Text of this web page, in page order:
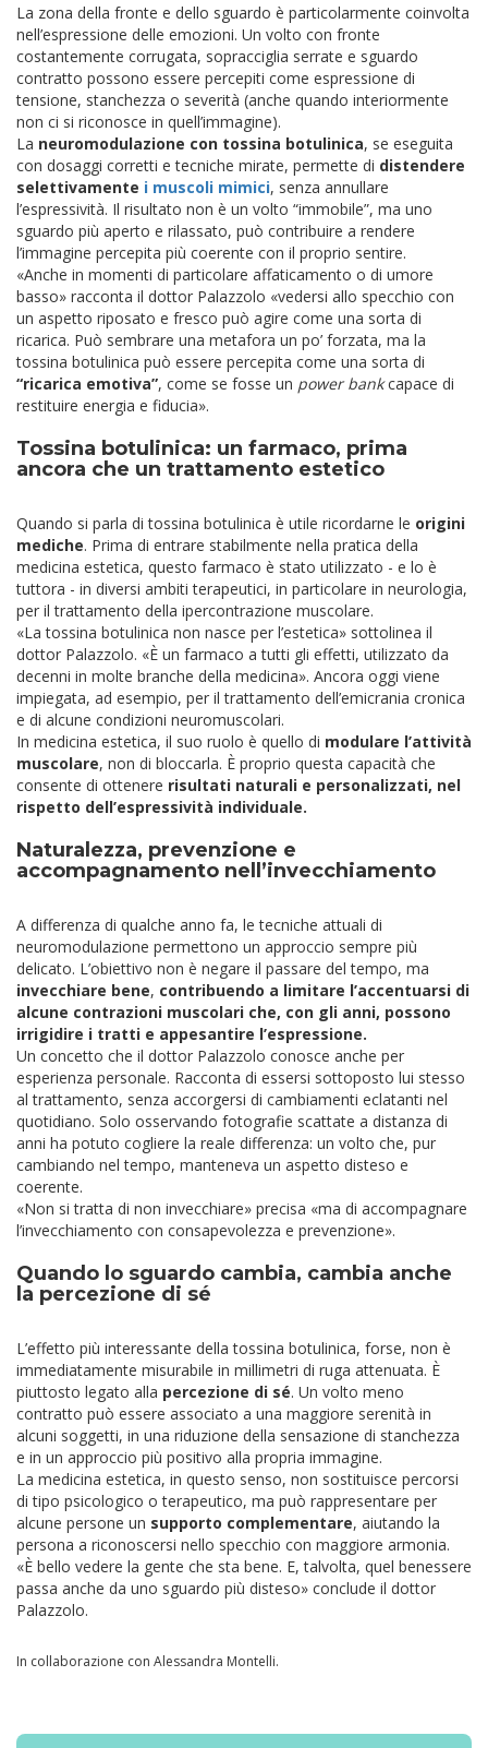
La zona della fronte e dello sguardo è particolarmente coinvolta
nell’espressione delle emozioni. Un volto con fronte
costantemente corrugata, sopracciglia serrate e sguardo
contratto possono essere percepiti come espressione di
tensione, stanchezza o severità (anche quando interiormente
non ci si riconosce in quell’immagine).
La neuromodulazione con tossina botulinica, se eseguita
con dosaggi corretti e tecniche mirate, permette di distendere
selettivamente i muscoli mimici, senza annullare
l’espressività. Il risultato non è un volto “immobile”, ma uno
sguardo più aperto e rilassato, può contribuire a rendere
l’immagine percepita più coerente con il proprio sentire.
«Anche in momenti di particolare affaticamento o di umore
basso» racconta il dottor Palazzolo «vedersi allo specchio con
un aspetto riposato e fresco può agire come una sorta di
ricarica. Può sembrare una metafora un po’ forzata, ma la
tossina botulinica può essere percepita come una sorta di
“ricarica emotiva”, come se fosse un power bankcapace di
restituire energia e fiducia».
Tossina botulinica: un farmaco, prima
ancora che un trattamento estetico
Quando si parla di tossina botulinica è utile ricordarne le origini
mediche. Prima di entrare stabilmente nella pratica della
medicina estetica, questo farmaco è stato utilizzato - e lo è
tuttora - in diversi ambiti terapeutici, in particolare in neurologia,
per il trattamento della ipercontrazione muscolare.
«La tossina botulinica non nasce per l’estetica» sottolinea il
dottor Palazzolo. «È un farmaco a tutti gli effetti, utilizzato da
decenni in molte branche della medicina». Ancora oggi viene
impiegata, ad esempio, per il trattamento dell’emicrania cronica
e di alcune condizioni neuromuscolari.
In medicina estetica, il suo ruolo è quello di modulare l’attività
muscolare, non di bloccarla. È proprio questa capacità che
consente di ottenere risultati naturali e personalizzati, nel
rispetto dell’espressività individuale.
Naturalezza, prevenzione e
accompagnamento nell’invecchiamento
A differenza di qualche anno fa, le tecniche attuali di
neuromodulazione permettono un approccio sempre più
delicato. L’obiettivo non è negare il passare del tempo, ma
invecchiare bene, contribuendo a limitare l’accentuarsi di
alcune contrazioni muscolari che, con gli anni, possono
irrigidire i tratti e appesantire l’espressione.
Un concetto che il dottor Palazzolo conosce anche per
esperienza personale. Racconta di essersi sottoposto lui stesso
al trattamento, senza accorgersi di cambiamenti eclatanti nel
quotidiano. Solo osservando fotografie scattate a distanza di
anni ha potuto cogliere la reale differenza: un volto che, pur
cambiando nel tempo, manteneva un aspetto disteso e
coerente.
«Non si tratta di non invecchiare» precisa «ma di accompagnare
l’invecchiamento con consapevolezza e prevenzione».
Quando lo sguardo cambia, cambia anche
la percezione di sé
L’effetto più interessante della tossina botulinica, forse, non è
immediatamente misurabile in millimetri di ruga attenuata. È
piuttosto legato alla percezione di sé. Un volto meno
contratto può essere associato a una maggiore serenità in
alcuni soggetti, in una riduzione della sensazione di stanchezza
e in un approccio più positivo alla propria immagine.
La medicina estetica, in questo senso, non sostituisce percorsi
di tipo psicologico o terapeutico, ma può rappresentare per
alcune persone un supporto complementare, aiutando la
persona a riconoscersi nello specchio con maggiore armonia.
«È bello vedere la gente che sta bene. E, talvolta, quel benessere
passa anche da uno sguardo più disteso» conclude il dottor
Palazzolo.
In collaborazione con Alessandra Montelli.